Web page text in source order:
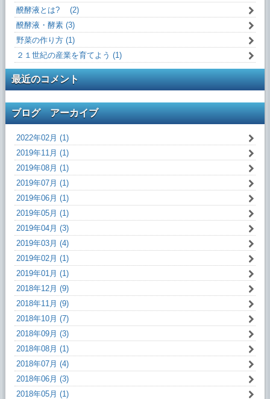
醗酵液とは? (2)
醗酵液・酵素 (3)
野菜の作り方 (1)
２１世紀の産業を育てよう (1)
最近のコメント
ブログ アーカイブ
2022年02月 (1)
2019年11月 (1)
2019年08月 (1)
2019年07月 (1)
2019年06月 (1)
2019年05月 (1)
2019年04月 (3)
2019年03月 (4)
2019年02月 (1)
2019年01月 (1)
2018年12月 (9)
2018年11月 (9)
2018年10月 (7)
2018年09月 (3)
2018年08月 (1)
2018年07月 (4)
2018年06月 (3)
2018年05月 (1)